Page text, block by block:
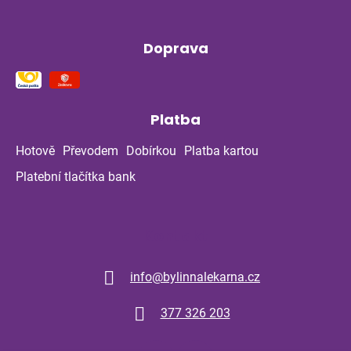
Doprava
Platba
Hotově Převodem Dobírkou
Platba kartou
Platební tlačítka bank
info@bylinnalekarna.cz
377 326 203